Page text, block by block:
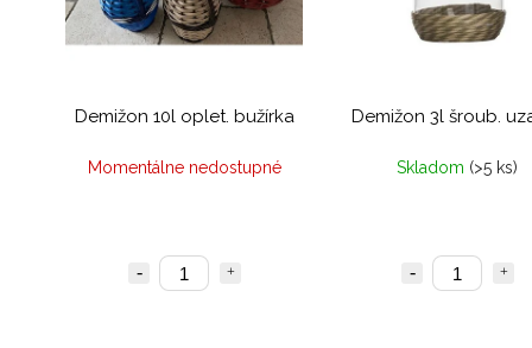
Demižon 10l oplet. bužírka
Momentálne nedostupné
Demižon 3l šroub.
Skladom (>5 ks)